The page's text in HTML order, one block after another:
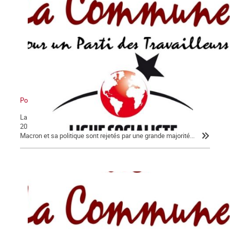
Pour en finir avec Macron !
La Lettre de La Commune, nouvelle série, n° 124 - Jeudi 30 janvier
2020 Après 56 jours d’un conflit historique, c’est peu dire que
Macron et sa politique sont rejetés par une grande majorité...